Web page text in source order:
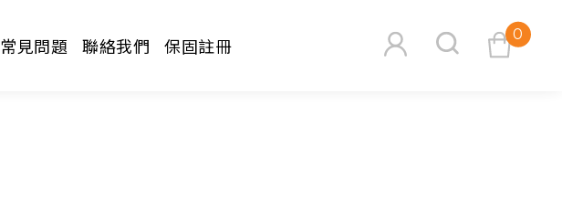
0
常見問題 聯絡我們 保固註冊